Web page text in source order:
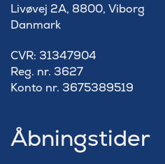
Livøvej 2A, 8800, Viborg
Danmark
​CVR: 31347904
Reg. nr. 3627
Konto nr. 3675389519
Åbningstider